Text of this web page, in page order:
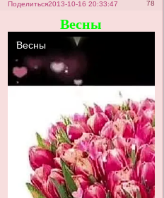
Поделиться 78
2013-10-16 20:33:47
Весны